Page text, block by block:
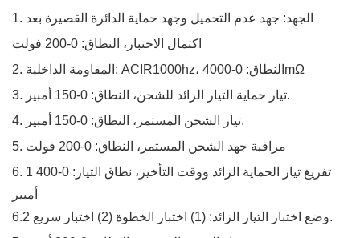
1. الجهد: جهد عدم التحميل وجهد حماية الدائرة القصيرة بعد
اكتمال الاختبار، النطاق: 0-200 فولت
2. المقاومة الداخلية: ACIR1000hz، النطاق: 0-4000mΩ
3. تيار حماية التيار الزائد للشحن، النطاق: 0-150 أمبير.
4. تيار الشحن المستمر، النطاق: 0-150 أمبير.
5. مراقبة جهد الشحن المستمر، النطاق: 0-200 فولت
6. 1 تفريغ تيار الحماية الزائد ووقت التأخير، نطاق التيار: 0-400
أمبير
6.2 وضع اختبار التيار الزائد: (1) اختبار الخطوة (2) اختبار سريع.